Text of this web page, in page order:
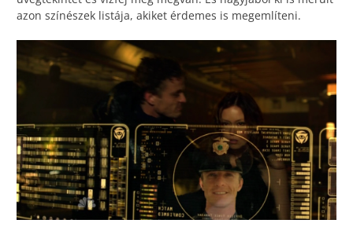
azon színészek listája, akiket érdemes is megemlíteni.